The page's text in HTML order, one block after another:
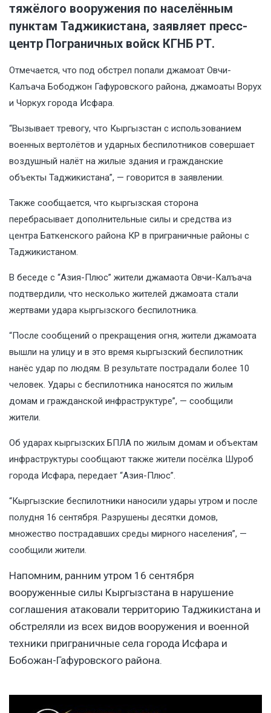
тяжёлого вооружения по населённым
пунктам Таджикистана, заявляет пресс-
центр Пограничных войск КГНБ РТ.
Отмечается, что под обстрел попали джамоат Овчи-
Калъача Бободжон Гафуровского района, джамоаты Ворух
и Чоркух города Исфара.
“Вызывает тревогу, что Кыргызстан с использованием
военных вертолётов и ударных беспилотников совершает
воздушный налёт на жилые здания и гражданские
объекты Таджикистана”, — говорится в заявлении.
Также сообщается, что кыргызская сторона
перебрасывает дополнительные силы и средства из
центра Баткенского района КР в приграничные районы с
Таджикистаном.
В беседе с “Азия-Плюс” жители джамаота Овчи-Калъача
подтвердили, что несколько жителей джамоата стали
жертвами удара кыргызского беспилотника.
“После сообщений о прекращения огня, жители джамоата
вышли на улицу и в это время кыргызский беспилотник
нанёс удар по людям. В результате пострадали более 10
человек. Удары с беспилотника наносятся по жилым
домам и гражданской инфраструктуре”, — сообщили
жители.
Об ударах кыргызских БПЛА по жилым домам и объектам
инфраструктуры сообщают также жители посёлка Шуроб
города Исфара, передает “Азия-Плюс”.
“Кыргызские беспилотники наносили удары утром и после
полудня 16 сентября. Разрушены десятки домов,
множество пострадавших среды мирного населения”, —
сообщили жители.
Напомним, ранним утром 16 сентября
вооруженные силы Кыргызстана в нарушение
соглашения атаковали территорию Таджикистана и
обстреляли из всех видов вооружения и военной
техники приграничные села города Исфара и
Бобожан-Гафуровского района.